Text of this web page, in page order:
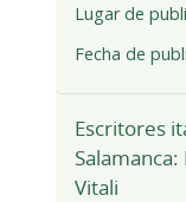
Lugar de
Fecha de
Escritores
Vitali